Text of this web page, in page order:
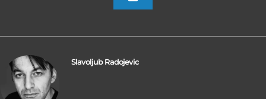
Slavoljub Radojevic